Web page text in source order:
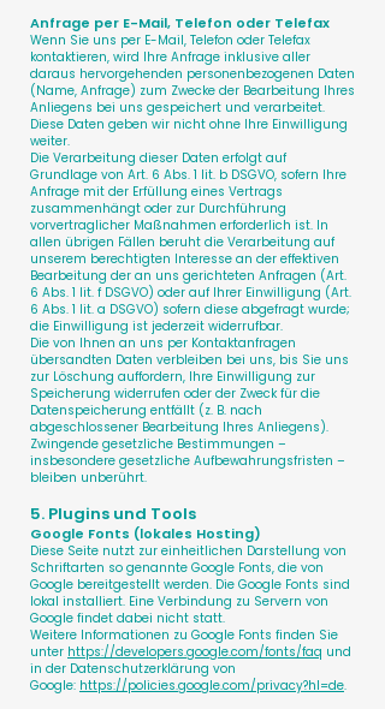
Anfrage per E-Mail, Telefon oder Telefax
Wenn Sie uns per E-Mail, Telefon oder Telefax
kontaktieren, wird Ihre Anfrage inklusive aller
daraus hervorgehenden personenbezogenen Daten
(Name, Anfrage) zum Zwecke der Bearbeitung Ihres
Anliegens bei uns gespeichert und verarbeitet.
Diese Daten geben wir nicht ohne Ihre Einwilligung
weiter.
Die Verarbeitung dieser Daten erfolgt auf
Grundlage von Art. 6 Abs. 1 lit. b DSGVO, sofern Ihre
Anfrage mit der Erfüllung eines Vertrags
zusammenhängt oder zur Durchführung
vorvertraglicher Maßnahmen erforderlich ist. In
allen übrigen Fällen beruht die Verarbeitung auf
unserem berechtigten Interesse an der effektiven
Bearbeitung der an uns gerichteten Anfragen (Art.
6 Abs. 1 lit. f DSGVO) oder auf Ihrer Einwilligung (Art.
6 Abs. 1 lit. a DSGVO) sofern diese abgefragt wurde;
die Einwilligung ist jederzeit widerrufbar.
Die von Ihnen an uns per Kontaktanfragen
übersandten Daten verbleiben bei uns, bis Sie uns
zur Löschung auffordern, Ihre Einwilligung zur
Speicherung widerrufen oder der Zweck für die
Datenspeicherung entfällt (z. B. nach
abgeschlossener Bearbeitung Ihres Anliegens).
Zwingende gesetzliche Bestimmungen –
insbesondere gesetzliche Aufbewahrungsfristen –
bleiben unberührt.
5. Plugins und Tools
Google Fonts (lokales Hosting)
Diese Seite nutzt zur einheitlichen Darstellung von
Schriftarten so genannte Google Fonts, die von
Google bereitgestellt werden. Die Google Fonts sind
lokal installiert. Eine Verbindung zu Servern von
Google findet dabei nicht statt.
Weitere Informationen zu Google Fonts finden Sie
unter https://developers.google.com/fonts/faq und
in der Datenschutzerklärung von
Google: https://policies.google.com/privacy?hl=de.